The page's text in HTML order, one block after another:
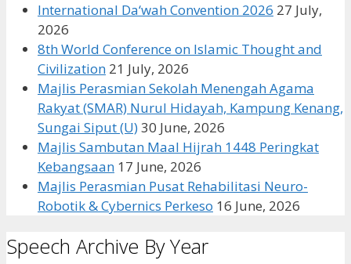
International Da‘wah Convention 2026 27 July,
2026
8th World Conference on Islamic Thought and
Civilization 21 July, 2026
Majlis Perasmian Sekolah Menengah Agama
Rakyat (SMAR) Nurul Hidayah, Kampung Kenang,
Sungai Siput (U)30 June, 2026
Majlis Sambutan Maal Hijrah 1448 Peringkat
Kebangsaan 17 June, 2026
Majlis Perasmian Pusat Rehabilitasi Neuro-
Robotik & Cybernics Perkeso 16 June, 2026
Speech Archive By Year